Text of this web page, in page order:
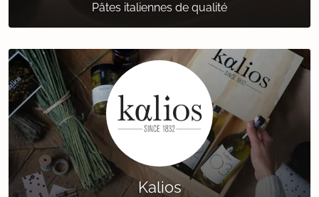
Pâtes italiennes de qualité
Kalios